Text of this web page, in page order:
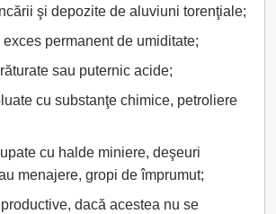
şi depozite de aluviuni torenţiale;
permanent de umiditate;
sau puternic acide;
cu substanţe chimice, petroliere
cu halde miniere, deşeuri
menajere, gropi de împrumut;
dacă acestea nu se